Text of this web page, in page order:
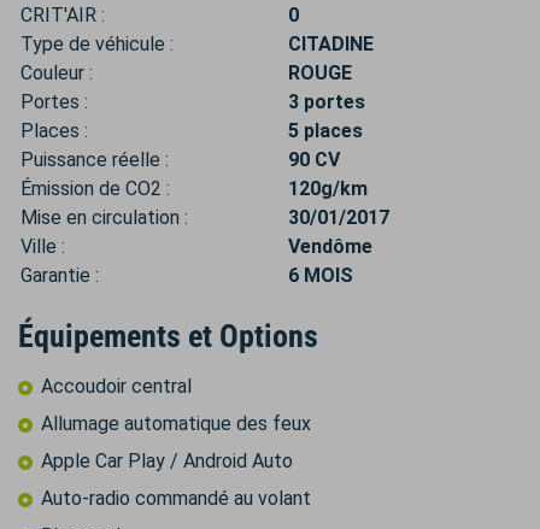
CRIT'AIR :
0
Type de véhicule :
CITADINE
Couleur :
ROUGE
Portes :
3 portes
Places :
5 places
Puissance réelle :
90 CV
Émission de CO2 :
120g/km
Mise en circulation :
30/01/2017
Ville :
Vendôme
Garantie :
6 MOIS
Équipements et Options
Accoudoir central
Allumage automatique des feux
Apple Car Play / Android Auto
Auto-radio commandé au volant